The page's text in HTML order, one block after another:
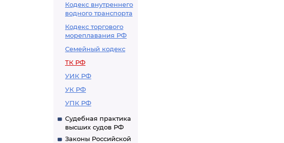
Кодекс внутреннего
водного транспорта
Кодекс торгового
мореплавания РФ
Семейный кодекс
ТК РФ
УИК РФ
УК РФ
УПК РФ
Судебная практика
высших судов РФ
Законы Российской